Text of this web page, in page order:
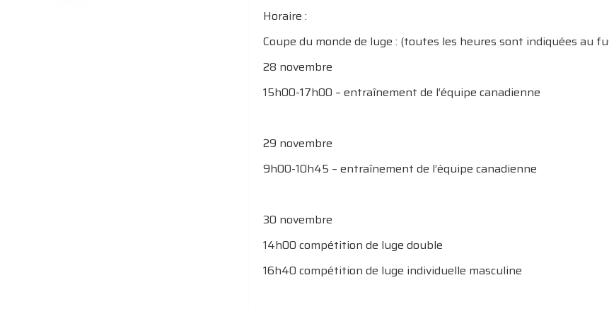
Horaire :
Coupe du monde de luge : (toutes les heures sont indiquées au
28 novembre
15h00-17h00 – entraînement de l’équipe canadienne
29 novembre
9h00-10h45 – entraînement de l’équipe canadienne
30 novembre
14h00 compétition de luge double
16h40 compétition de luge individuelle masculine